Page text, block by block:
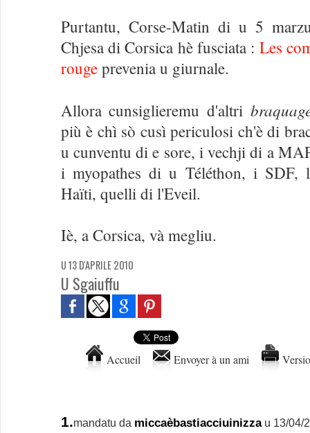
Purtantu, Corse-Matin di u 5
Chjesa di Corsica hè fusciata : Les
rougeprevenia u giurnale.
Allora cunsiglieremu d'altri
più è chì sò cusì periculosi ch'è di
u cunventu di e sore, i vechji di a
i myopathes di u Téléthon, i SDF,
Haïti, quelli di l'Eveil.
Iè, a Corsica, và megliu.
U 13 D'APRILE 2010
U Sgaiuffu
Accueil Envoyer à un ami
1.mandatu da miccaèbastiacciuinizza u 13/04/